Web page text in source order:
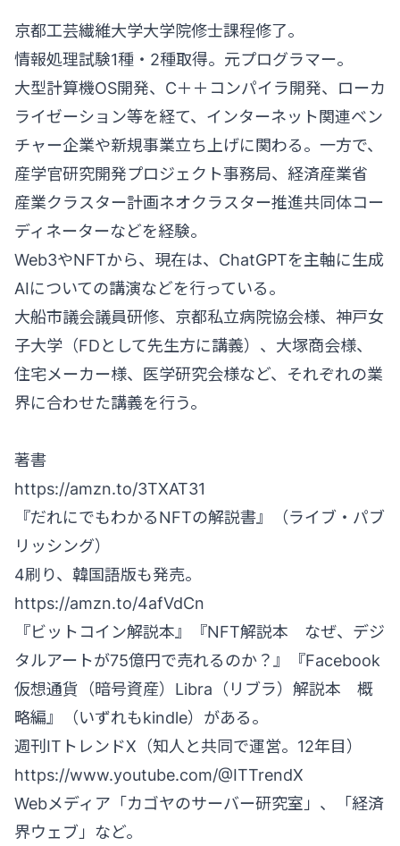
京都工芸繊維大学大学院修士課程修了。
情報処理試験1種・2種取得。元プログラマー。
大型計算機OS開発、C＋＋コンパイラ開発、ローカ
ライゼーション等を経て、インターネット関連ベン
チャー企業や新規事業立ち上げに関わる。一方で、
産学官研究開発プロジェクト事務局、経済産業省
産業クラスター計画ネオクラスター推進共同体コー
ディネーターなどを経験。
Web3やNFTから、現在は、ChatGPTを主軸に生成
AIについての講演などを行っている。
大船市議会議員研修、京都私立病院協会様、神戸女
子大学（FDとして先生方に講義）、大塚商会様、
住宅メーカー様、医学研究会様など、それぞれの業
界に合わせた講義を行う。
著書
https://amzn.to/3TXAT31
『だれにでもわかるNFTの解説書』（ライブ・パブ
リッシング）
4刷り、韓国語版も発売。
https://amzn.to/4afVdCn
『ビットコイン解説本』『NFT解説本 なぜ、デジ
タルアートが75億円で売れるのか？』『Facebook
仮想通貨（暗号資産）Libra（リブラ）解説本 概
略編』（いずれもkindle）がある。
週刊ITトレンドX（知人と共同で運営。12年目）
https://www.youtube.com/@ITTrendX
Webメディア「カゴヤのサーバー研究室」、「経済
界ウェブ」など。